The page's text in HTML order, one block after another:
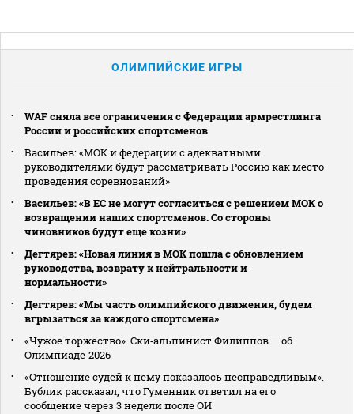
ОЛИМПИЙСКИЕ ИГРЫ
WAF сняла все ограничения с Федерации армрестлинга
России и российских спортсменов
Васильев: «МОК и федерации с адекватными
руководителями будут рассматривать Россию как место
проведения соревнований»
Васильев: «В ЕС не могут согласиться с решением МОК о
возвращении наших спортсменов. Со стороны
чиновников будут еще козни»
Дегтярев: «Новая линия в МОК пошла с обновлением
руководства, возврату к нейтральности и
нормальности»
Дегтярев: «Мы часть олимпийского движения, будем
вгрызаться за каждого спортсмена»
«Чужое торжество». Ски‑альпинист Филиппов — об
Олимпиаде‑2026
«Отношение судей к нему показалось несправедливым».
Бублик рассказал, что Гуменник ответил на его
сообщение через 3 недели после ОИ